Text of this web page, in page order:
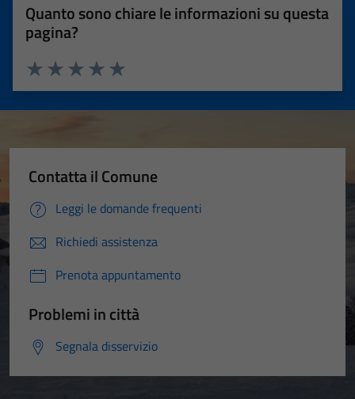
Quanto sono chiare le informazioni su questa
pagina?
Valuta 5 stelle su 5
Valuta 4 stelle su 5
Valuta 3 stelle su 5
Valuta 2 stelle su 5
Valuta 1 stelle su 5
Contatta il Comune
Leggi le domande frequenti
Richiedi assistenza
Prenota appuntamento
Problemi in città
Segnala disservizio